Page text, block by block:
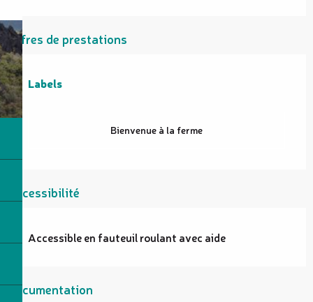
Offres de prestations
Labels
Labels
Bienvenue à la ferme
Accessibilité
Accessible en fauteuil roulant avec aide
Documentation